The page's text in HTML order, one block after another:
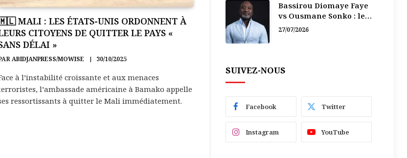
MALI : LES ÉTATS-UNIS ORDONNENT À
CITOYENS DE QUITTER LE PAYS «
DÉLAI »
ABIDJANPRESS/MOWISE 30/10/2025
à l’instabilité croissante et aux menaces
l’ambassade américaine à Bamako appelle
ressortissants à quitter le Mali immédiatement.
Bassirou Diomaye Faye
vs Ousmane Sonko : le
vacarme du pouvoir ne
27/07/2026
SUIVEZ-NOUS
Facebook Twitter
Instagram YouTube